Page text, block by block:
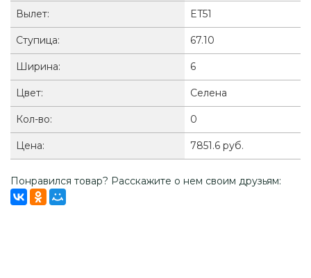
Вылет: ET51
Ступица: 67.10
Ширина: 6
Цвет: Селена
Кол-во: 0
Цена: 7851.6 руб.
Понравился товар? Расскажите о нем своим друзьям: